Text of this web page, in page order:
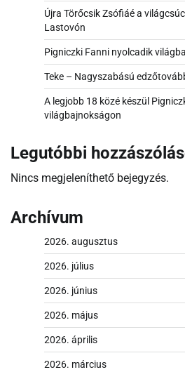
Újra Törőcsik Zsófiáé a
Lastovón
Pigniczki Fanni nyolcadik
Teke – Nagyszabású
A legjobb 18 közé készül
világbajnokságon
Legutóbbi
Nincs megjeleníthető bejegyzés.
Archívum
2026. augusztus
2026. július
2026. június
2026. május
2026. április
2026. március